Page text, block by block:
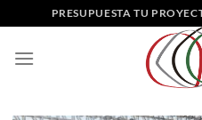
al
contenido
PRESUPUESTA TU